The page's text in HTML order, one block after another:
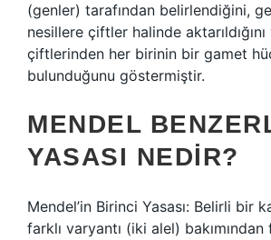
(genler) tarafından belirlendiğini,
nesillere çiftler halinde
çiftlerinden her birinin bir gamet
bulunduğunu göstermiştir.
MENDEL
YASASI NEDIR?
Mendel’in Birinci Yasası: Belirli bir
farklı varyantı (iki alel) bakımından